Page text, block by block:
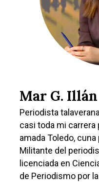
Mar G. Illán
Periodista
casi toda mi
amada Toledo,
Militante del
licenciada en
de Periodismo por